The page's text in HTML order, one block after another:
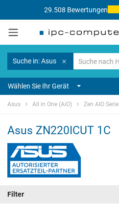
29.508 Bewertungen
Suche in: Asus
Wählen Sie Ihr Gerät
Asus All in One (AiO) Zen AIO Serie
Asus ZN220ICUT 1C
Filter